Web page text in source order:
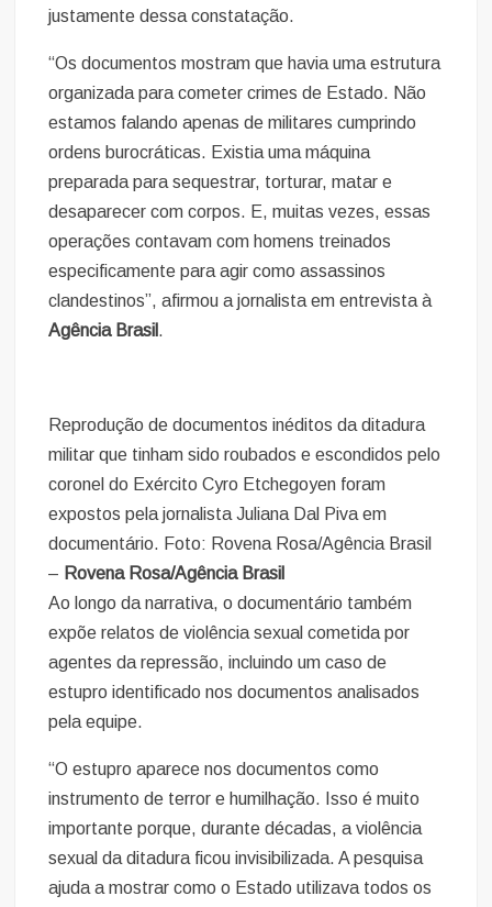
justamente dessa constatação.
“Os documentos mostram que havia uma estrutura
organizada para cometer crimes de Estado. Não
estamos falando apenas de militares cumprindo
ordens burocráticas. Existia uma máquina
preparada para sequestrar, torturar, matar e
desaparecer com corpos. E, muitas vezes, essas
operações contavam com homens treinados
especificamente para agir como assassinos
clandestinos”, afirmou a jornalista em entrevista à
Agência Brasil .
Reprodução de documentos inéditos da ditadura
militar que tinham sido roubados e escondidos pelo
coronel do Exército Cyro Etchegoyen foram
expostos pela jornalista Juliana Dal Piva em
documentário. Foto: Rovena Rosa/Agência Brasil
– Rovena Rosa/Agência Brasil
Ao longo da narrativa, o documentário também
expõe relatos de violência sexual cometida por
agentes da repressão, incluindo um caso de
estupro identificado nos documentos analisados
pela equipe.
“O estupro aparece nos documentos como
instrumento de terror e humilhação. Isso é muito
importante porque, durante décadas, a violência
sexual da ditadura ficou invisibilizada. A pesquisa
ajuda a mostrar como o Estado utilizava todos os